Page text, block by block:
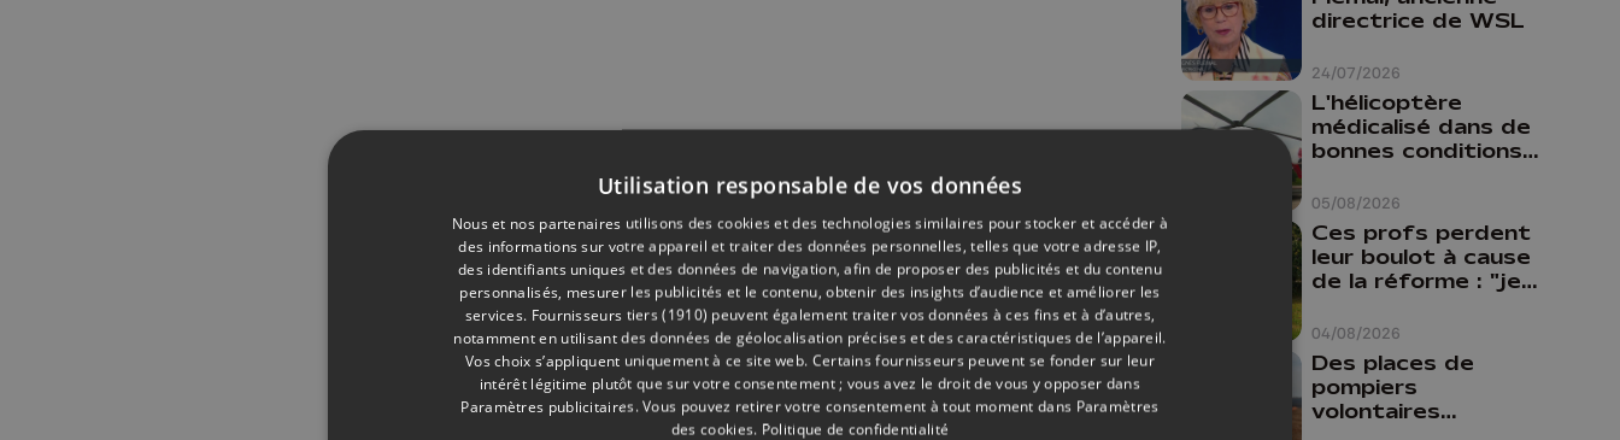
24/07/2026
directrice de WSL
05/08/2026
L'hélicoptère
médicalisé dans de
bonnes conditions à
04/08/2026
Ces profs perdent
leur boulot à cause
de la réforme : "je
comme prof que
comme
pharmacienne"
Des places de
pompiers
volontaires
Utilisation responsable de vos données
Nous et nos partenaires utilisons des cookies et des technologies similaires pour stocker et accéder à
des informations sur votre appareil et traiter des données personnelles, telles que votre adresse IP,
des identifiants uniques et des données de navigation, afin de proposer des publicités et du contenu
personnalisés, mesurer les publicités et le contenu, obtenir des insights d’audience et améliorer les
services. Fournisseurs tiers (1910) peuvent également traiter vos données à ces fins et à d’autres,
notamment en utilisant des données de géolocalisation précises et des caractéristiques de l’appareil.
Vos choix s’appliquent uniquement à ce site web. Certains fournisseurs peuvent se fonder sur leur
intérêt légitime plutôt que sur votre consentement ; vous avez le droit de vous y opposer dans
Paramètres publicitaires. Vous pouvez retirer votre consentement à tout moment dans Paramètres
des cookies. Politique de confidentialité